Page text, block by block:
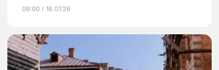
09:00 / 16.07.26